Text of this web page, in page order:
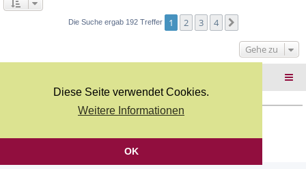
Diese Seite verwendet Cookies.
Weitere Informationen
OK
re
g
Die Suche ergab 192 Treffer 1 2 3 4
Gehe zu
Deutsche Übersetzung durchphpBB.de